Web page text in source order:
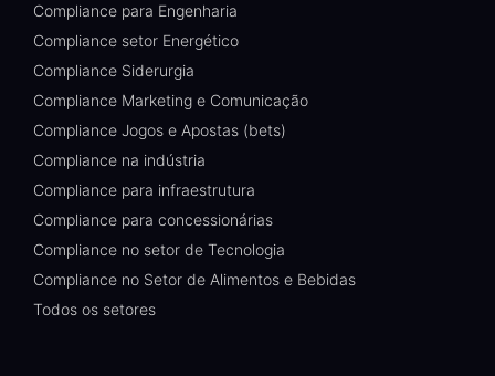
Compliance para Engenharia
Compliance setor Energético
Compliance Siderurgia
Compliance Marketing e Comunicação
Compliance Jogos e Apostas (bets)
Compliance na indústria
Compliance para infraestrutura
Compliance para concessionárias
Compliance no setor de Tecnologia
Compliance no Setor de Alimentos e Bebidas
Todos os setores